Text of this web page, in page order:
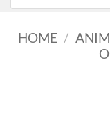
HOME /